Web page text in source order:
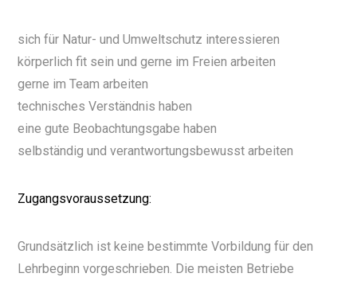
sich für Natur- und Umweltschutz interessieren
körperlich fit sein und gerne im Freien arbeiten
gerne im Team arbeiten
technisches Verständnis haben
eine gute Beobachtungsgabe haben
selbständig und verantwortungsbewusst arbeiten
Zugangsvoraussetzung:
Grundsätzlich ist keine bestimmte Vorbildung für den
Lehrbeginn vorgeschrieben. Die meisten Betriebe